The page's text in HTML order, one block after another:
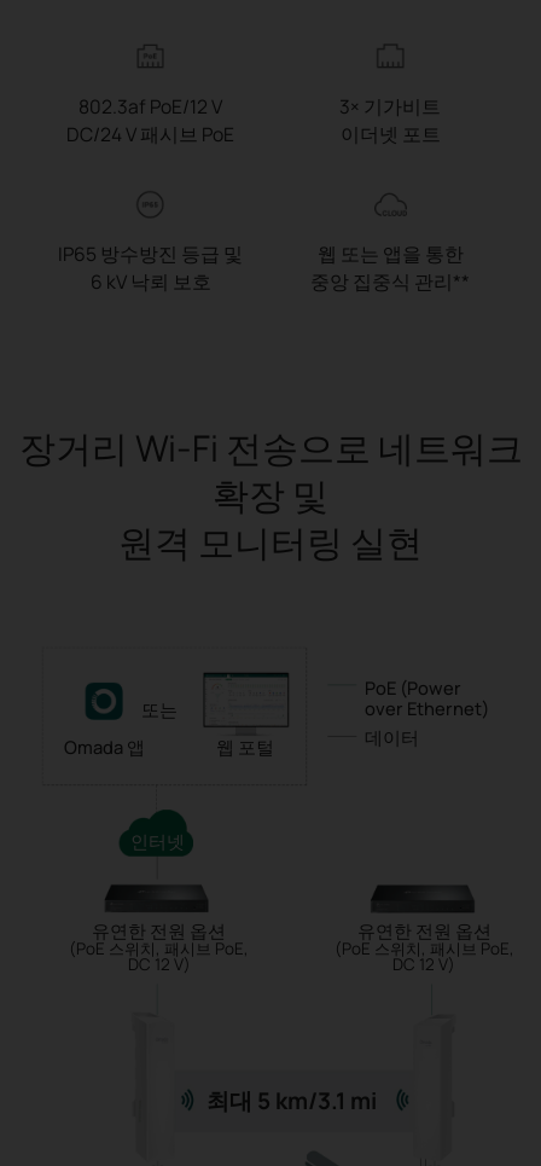
802.3af PoE/12 V
DC/24 V 패시브 PoE
3× 기가비트
이더넷 포트
IP65 방수방진 등급 및
6 kV 낙뢰 보호
웹 또는 앱을 통한
중앙 집중식 관리**
장거리 Wi-Fi 전송으로 네트워크
확장 및
원격 모니터링 실현
PoE (Power
over Ethernet)
데이터
Omada 앱
또는
웹 포털
유연한 전원 옵션
(PoE 스위치, 패시브 PoE,
DC 12 V)
최대 5 km/3.1 mi
유연한 전원 옵션
(PoE 스위치, 패시브 PoE,
DC 12 V)
인터넷